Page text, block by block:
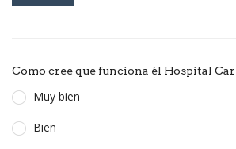
Como cree que funciona él Hospital
Muy bien
Bien